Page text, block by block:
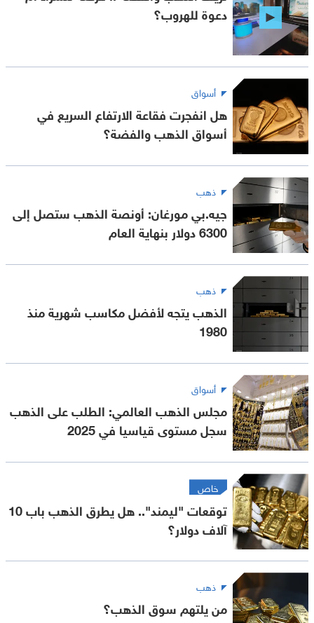
دعوة للهروب؟
أسواق
هل انفجرت فقاعة الارتفاع السريع في
أسواق الذهب والفضة؟
ذهب
جيه.بي مورغان: أونصة الذهب ستصل إلى
6300 دولار بنهاية العام
ذهب
الذهب يتجه لأفضل مكاسب شهرية منذ
1980
أسواق
مجلس الذهب العالمي: الطلب على الذهب
سجل مستوى قياسيا في 2025
خاص
توقعات "ليمند".. هل يطرق الذهب باب 10
آلاف دولار؟
ذهب
من يلتهم سوق الذهب؟